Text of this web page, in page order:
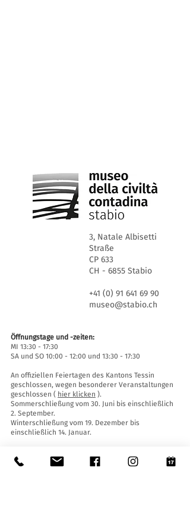
3, Natale Albisetti
Straße
CP 633
CH - 6855 Stabio
+41 (0) 91 641 69 90
museo@stabio.ch
Öffnungstage und -zeiten:
MI 13:30 - 17:30
SA und SO 10:00 - 12:00 und 13:30 - 17:30
An offiziellen Feiertagen des Kantons Tessin
geschlossen, wegen besonderer Veranstaltungen
geschlossen ( hier klicken ).
Sommerschließung vom 30. Juni bis einschließlich
2. September.
Winterschließung vom 19. Dezember bis
einschließlich 14. Januar.
Der Eintritt ins Museum ist für alle frei.